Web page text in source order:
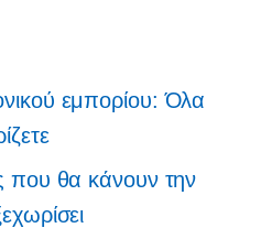
εμπορίου: Όλα
που θα κάνουν την